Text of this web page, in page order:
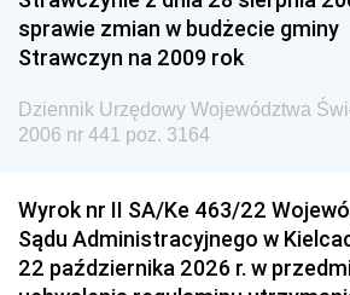
Dziennik Urzędowy Ministra
Dziennik Urzędowy Ministra do
Dziennik Urzędowy Agencji
sprawie zmian w budżecie gminy
Strawczyn na 2009 rok
Dziennik Urzędowy Województwa
2006 nr 441 poz. 3164
Wyrok nr II SA/Ke 463/22
Sądu Administracyjnego w
22 października 2026 r. w